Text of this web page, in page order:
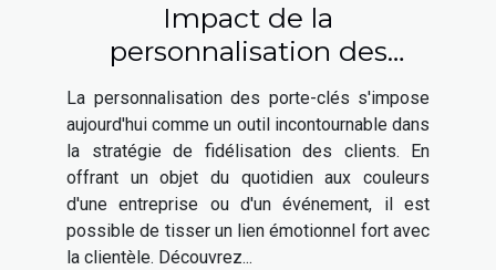
Impact de la
personnalisation des
porte-clés sur la relation
client
La personnalisation des porte-clés s'impose
aujourd'hui comme un outil incontournable dans
la stratégie de fidélisation des clients. En
offrant un objet du quotidien aux couleurs
d'une entreprise ou d'un événement, il est
possible de tisser un lien émotionnel fort avec
la clientèle. Découvrez...